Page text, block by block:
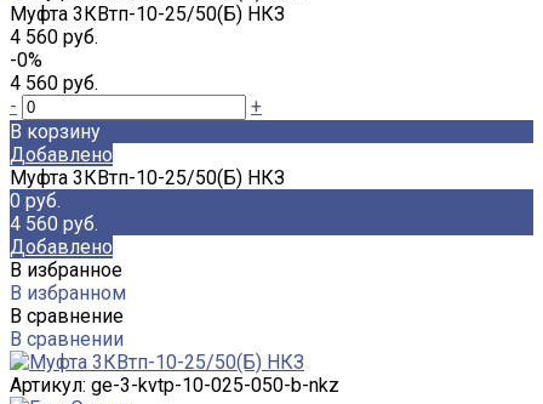
Муфта 3КВтп-10-25/50(Б) НКЗ
4 560 руб.
-0%
4 560 руб.
-
+
В корзину
Добавлено
Муфта 3КВтп-10-25/50(Б) НКЗ
0 руб.
4 560 руб.
Добавлено
В избранное
В избранном
В сравнение
В сравнении
Артикул: ge-3-kvtp-10-025-050-b-nkz